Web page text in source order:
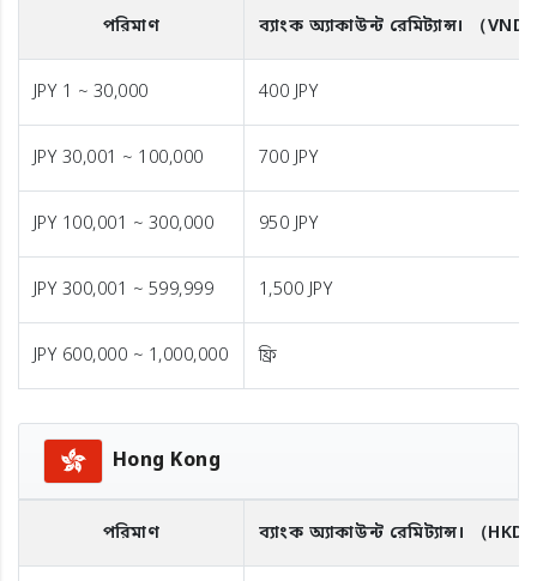
পরিমাণ ব্যাংক অ্যাকাউন্ট রেমিট্যান্স। （VND
JPY 1 ~ 30,000 400 JPY
JPY 30,001 ~ 100,000 700 JPY
JPY 100,001 ~ 300,000 950 JPY
JPY 300,001 ~ 599,999 1,500 JPY
JPY 600,000 ~ 1,000,000 ফ্রি
Hong Kong
পরিমাণ ব্যাংক অ্যাকাউন্ট রেমিট্যান্স। （